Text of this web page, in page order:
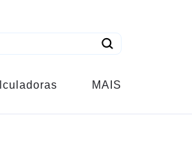
MAIS